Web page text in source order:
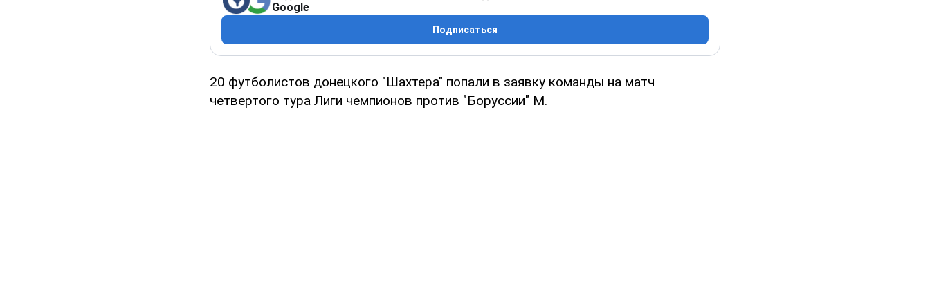
Google
Подписаться
20 футболистов донецкого "Шахтера" попали в заявку команды на матч
четвертого тура Лиги чемпионов против "Боруссии" М.